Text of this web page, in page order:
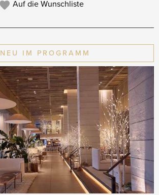
Auf die Wunschliste
NEU IM PROGRAMM